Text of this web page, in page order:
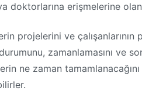
doktorlarına erişmelerine
projelerini ve
zamanlamasını ve
ne zaman